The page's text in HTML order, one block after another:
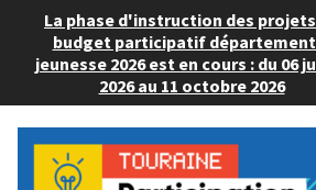
La phase d'instruction des
budget participatif
jeunesse 2026 est en cours : du 06
2026 au 11 octobre 2026